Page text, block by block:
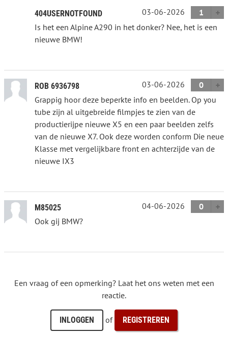
404USERNOTFOUND 03-06-2026
1
Is het een Alpine A290 in het donker? Nee, het is een
nieuwe BMW!
ROB 6936798 03-06-2026
0
Grappig hoor deze beperkte info en beelden. Op you
tube zijn al uitgebreide filmpjes te zien van de
productierijpe nieuwe X5 en een paar beelden zelfs
van de nieuwe X7. Ook deze worden conform Die neue
Klasse met vergelijkbare front en achterzijde van de
nieuwe IX3
M85025 04-06-2026
0
Ook gij BMW?
Een vraag of een opmerking? Laat het ons weten met een
reactie.
INLOGGEN of REGISTREREN